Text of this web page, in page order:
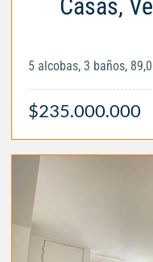
Casas,
5 alcobas, 3 baños,
$235.000.000